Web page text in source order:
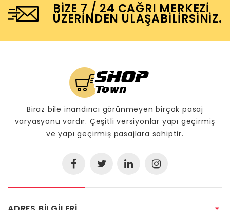
BIZE 7 / 24 CAĞRI MERKEZI
ÜZERINDEN ULAŞABILIRSINIZ.
Biraz bile inandırıcı görünmeyen birçok pasaj
varyasyonu vardır. Çeşitli versiyonlar yapı geçirmiş
ve yapı geçirmiş pasajlara sahiptir.